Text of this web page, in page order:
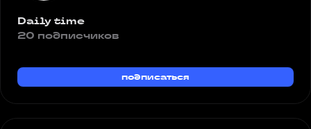
Daily time
20 подписчиков
подписаться